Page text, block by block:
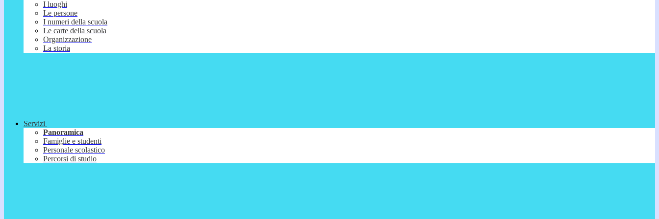
I luoghi
Le persone
I numeri della scuola
Le carte della scuola
Organizzazione
La storia
Servizi
Panoramica
Famiglie e studenti
Personale scolastico
Percorsi di studio